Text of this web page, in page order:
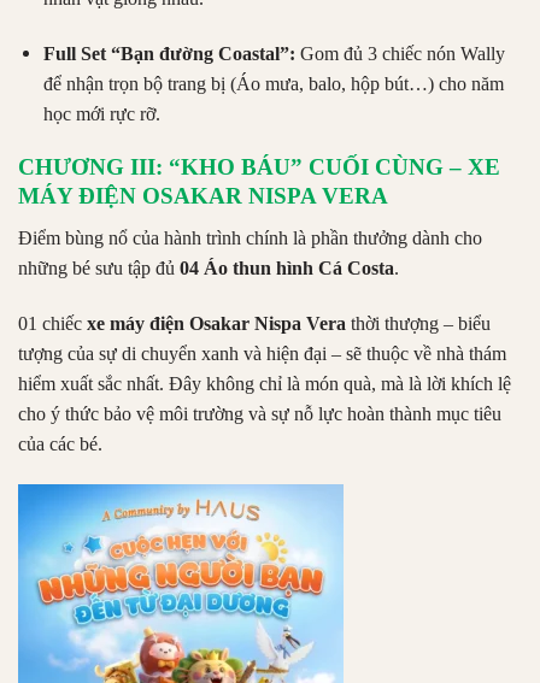
Full Set “Bạn đường Coastal”: Gom đủ 3 chiếc nón Wally
để nhận trọn bộ trang bị (Áo mưa, balo, hộp bút…) cho năm
học mới rực rỡ.
CHƯƠNG III: “KHO BÁU” CUỐI CÙNG – XE
MÁY ĐIỆN OSAKAR NISPA VERA
Điểm bùng nổ của hành trình chính là phần thưởng dành cho
những bé sưu tập đủ 04 Áo thun hình Cá Costa.
01 chiếc xe máy điện Osakar Nispa Vera thời thượng – biểu
tượng của sự di chuyển xanh và hiện đại – sẽ thuộc về nhà thám
hiểm xuất sắc nhất. Đây không chỉ là món quà, mà là lời khích lệ
cho ý thức bảo vệ môi trường và sự nỗ lực hoàn thành mục tiêu
của các bé.